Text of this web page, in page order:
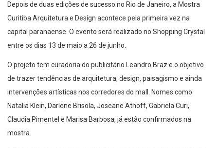
Depois de duas edições de sucesso no Rio de Janeiro, a Mostra
CuritibaArquitetura e Design acontece pela primeira vez na
capital paranaense. O evento será realizado no Shopping Crystal
entre os dias 13 de maio a 26 de junho.
O projeto tem curadoria do publicitário Leandro Braz e o objetivo
de trazer tendências de arquitetura, design, paisagismo e ainda
intervenções artísticas nos corredores do mall . Nomes como
Natalia Klein, Darlene Brisola, Joseane Athoff, Gabriela Curi,
Claudia Pimentel e Marisa Barbosa, já estão confirmados na
mostra.